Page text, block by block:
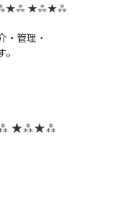
★⁂★⁂
・管理・
★⁂★⁂